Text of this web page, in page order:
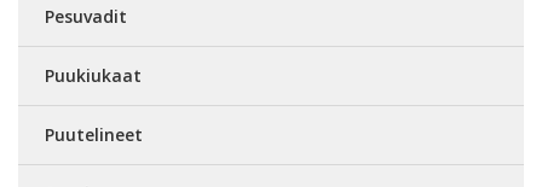
Pesuvadit
Puukiukaat
Puutelineet